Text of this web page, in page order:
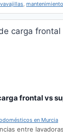
, mantenimiento
frontal vs
en Murcia
entre